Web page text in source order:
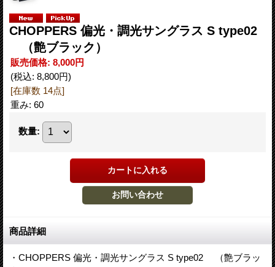
CHOPPERS 偏光・調光サングラス S type02
（艶ブラック）
販売価格: 8,000円
(税込: 8,800円)
[在庫数 14点]
重み: 60
数量:
商品詳細
・CHOPPERS 偏光・調光サングラス S type02 （艶ブラッ